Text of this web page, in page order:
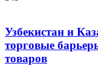
Узбекистан и
торговые
товаров